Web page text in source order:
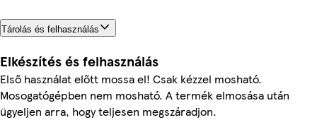
Tárolás és felhasználás
Elkészítés és felhasználás
Első használat előtt mossa el! Csak kézzel mosható.
Mosogatógépben nem mosható. A termék elmosása után
ügyeljen arra, hogy teljesen megszáradjon.